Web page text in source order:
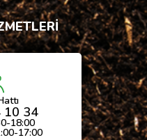
10 34
18:00
17:00